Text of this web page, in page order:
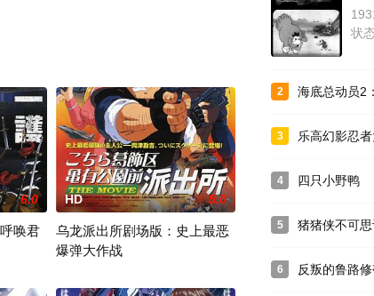
平台了解。
的宿敌恶煞，将浩克囚禁在电厂要吸收他的能量，没
音）辛苦练功，却始终无法得到师傅的认可。终于有一天，强敌野猪来
6.0
唤君
刀一样的东西袭击，身体产生了异变。涅突然像疯了似的，没有缘由
HD 5.0
乌龙派出所剧场版：史上最恶
爆弹大作战
主人公両津勘吉破天荒的行动引起了有趣的大騒动、讨论了
状
2 海底总动员2
3 乐高幻影忍者
4 四只小野鸭
5 猪猪侠不可
6 反叛的鲁路